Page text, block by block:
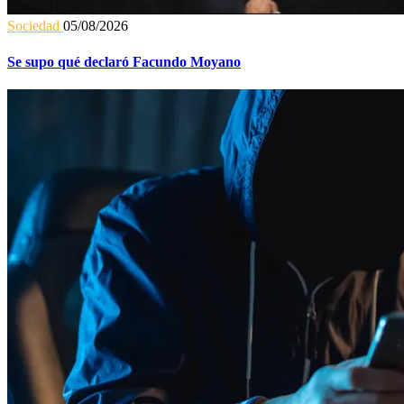
Sociedad 05/08/2026
Se supo qué declaró Facundo Moyano